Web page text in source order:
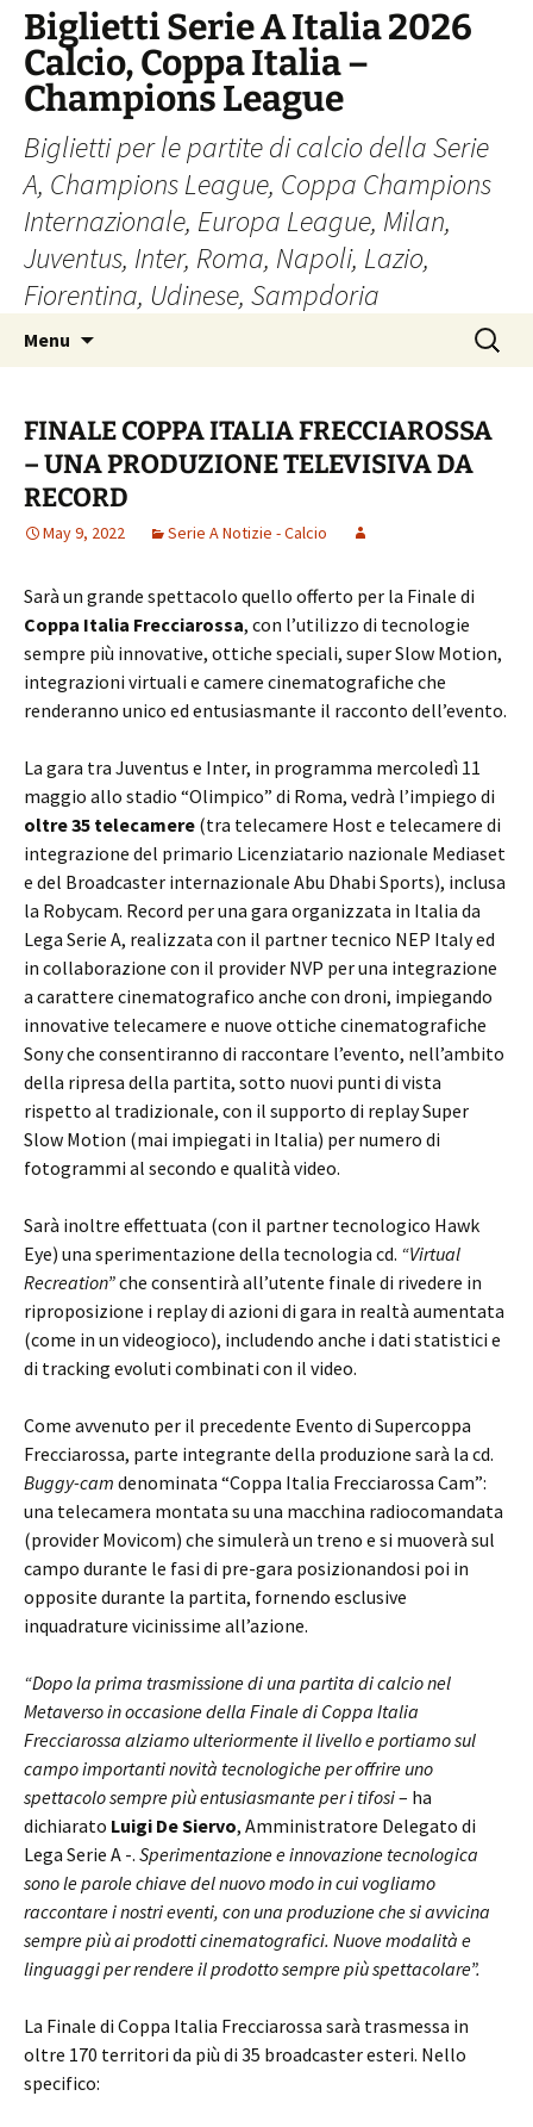
Skip
content
Biglietti Serie A Italia 2026
Calcio, Coppa Italia –
Champions League
Biglietti per le partite di calcio della Serie
A, Champions League, Coppa Champions
Internazionale, Europa League, Milan,
Juventus, Inter, Roma, Napoli, Lazio,
Fiorentina, Udinese, Sampdoria
Menu
Search
for:
FINALE COPPA ITALIA FRECCIAROSSA
– UNA PRODUZIONE TELEVISIVA DA
RECORD
May 9, 2022 Serie A Notizie - Calcio
Sarà un grande spettacolo quello offerto per la Finale di
Coppa Italia Frecciarossa, con l’utilizzo di tecnologie
sempre più innovative, ottiche speciali, super Slow Motion,
integrazioni virtuali e camere cinematografiche che
renderanno unico ed entusiasmante il racconto dell’evento.
La gara tra Juventus e Inter, in programma mercoledì 11
maggio allo stadio “Olimpico” di Roma, vedrà l’impiego di
oltre 35 telecamere (tra telecamere Host e telecamere di
integrazione del primario Licenziatario nazionale Mediaset
e del Broadcaster internazionale Abu Dhabi Sports), inclusa
la Robycam. Record per una gara organizzata in Italia da
Lega Serie A, realizzata con il partner tecnico NEP Italy ed
in collaborazione con il provider NVP per una integrazione
a carattere cinematografico anche con droni, impiegando
innovative telecamere e nuove ottiche cinematografiche
Sony che consentiranno di raccontare l’evento, nell’ambito
della ripresa della partita, sotto nuovi punti di vista
rispetto al tradizionale, con il supporto di replay Super
Slow Motion (mai impiegati in Italia) per numero di
fotogrammi al secondo e qualità video.
Sarà inoltre effettuata (con il partner tecnologico Hawk
Eye) una sperimentazione della tecnologia cd. “Virtual
Recreation”che consentirà all’utente finale di rivedere in
riproposizione i replay di azioni di gara in realtà aumentata
(come in un videogioco), includendo anche i dati statistici e
di tracking evoluti combinati con il video.
Come avvenuto per il precedente Evento di Supercoppa
Frecciarossa, parte integrante della produzione sarà la cd.
Buggy-cam denominata “Coppa Italia Frecciarossa Cam”:
una telecamera montata su una macchina radiocomandata
(provider Movicom) che simulerà un treno e si muoverà sul
campo durante le fasi di pre-gara posizionandosi poi in
opposite durante la partita, fornendo esclusive
inquadrature vicinissime all’azione.
“Dopo la prima trasmissione di una partita di calcio nel
Metaverso in occasione della Finale di Coppa Italia
Frecciarossa alziamo ulteriormente il livello e portiamo sul
campo importanti novità tecnologiche per offrire uno
spettacolo sempre più entusiasmante per i tifosi– ha
dichiarato Luigi De Siervo, Amministratore Delegato di
Lega Serie A -. Sperimentazione e innovazione tecnologica
sono le parole chiave del nuovo modo in cui vogliamo
raccontare i nostri eventi, con una produzione che si avvicina
sempre più ai prodotti cinematografici. Nuove modalità e
linguaggi per rendere il prodotto sempre più spettacolare”.
La Finale di Coppa Italia Frecciarossa sarà trasmessa in
oltre 170 territori da più di 35 broadcaster esteri. Nello
specifico: